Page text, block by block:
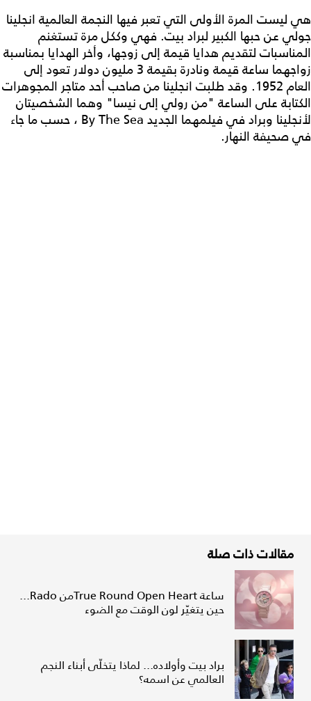
هي ليست المرة الأولى التي تعبر فيها النجمة العالمية انجلينا
جولي عن حبها الكبير لبراد بيت. فهي وككل مرة تستغنم
المناسبات لتقديم هدايا قيمة إلى زوجها، وأخر الهدايا بمناسبة
زواجهما ساعة قيمة ونادرة بقيمة 3 مليون دولار تعود إلى
العام 1952. وقد طلبت انجلينا من صاحب أحد متاجر المجوهرات
الكتابة على الساعة "من رولي إلى نيسا" وهما الشخصيتان
لأنجلينا وبراد في فيلمهما الجديد By The Sea ، حسب ما جاء
في صحيفة النهار.
مقالات ذات صلة
ساعة True Round Open Heartمن Rado...
حين يتغيّر لون الوقت مع الضوء
براد بيت وأولاده... لماذا يتخلّى أبناء النجم
العالمي عن اسمه؟